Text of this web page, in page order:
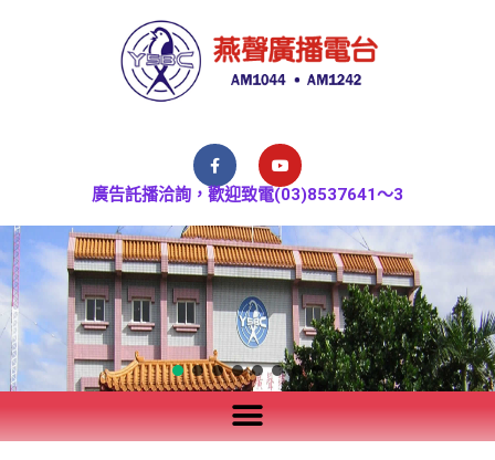
廣告託播洽詢，歡迎致電(03)8537641～3